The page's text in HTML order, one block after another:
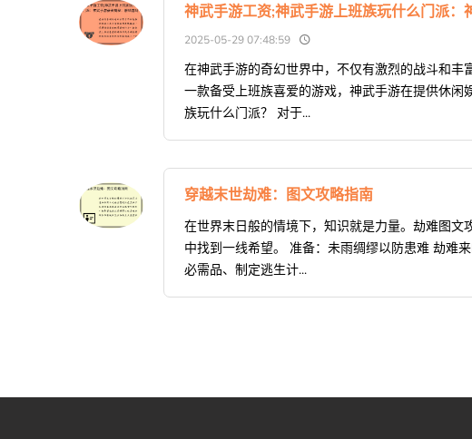
神武手游工资;神武手游上班族玩什么门派
2025-05-29 07:48:59
在神武手游的奇幻世界中，不仅有激烈的战斗和
一款备受上班族喜爱的游戏，神武手游在提供休
族玩什么门派？ 对于...
穿越末世劫难：图文攻略指南
在世界末日般的情境下，知识就是力量。劫难图
中找到一线希望。 准备：未雨绸缪以防患难 劫难
必需品、制定逃生计...